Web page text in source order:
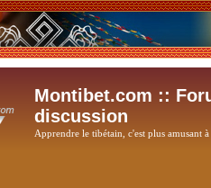
Montibet.com ::
discussion
Apprendre le tibétain, c'est plus amusant